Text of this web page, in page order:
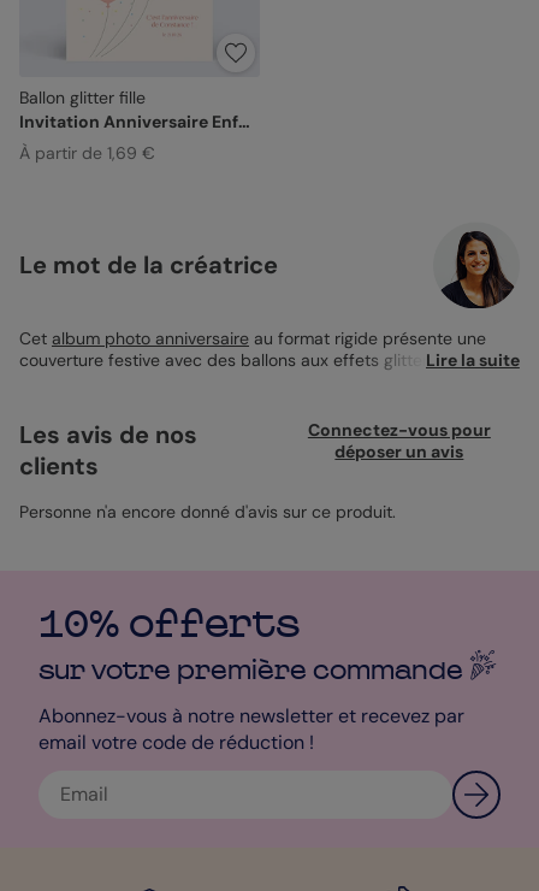
Ballon glitter fille
Invitation Anniversaire Enfant
À partir de 1,69 €
Le mot de la créatrice
Cet album photo anniversaire au format rigide présente une
couverture festive avec des ballons aux effets glitter qui
envies, page après page. Avec un design joyeux et coloré, il
ajoute une touche de magie à chaque souvenir partagé. Pour
les moments d'anniversaire qui méritent d'être préservés, cet
histoire. Une création qui suit votre manière de faire.
Lire la suite
Les avis de nos
clients
Connectez-vous pour
déposer un avis
Personne n'a encore donné d'avis sur ce produit.
10% offerts
sur votre première commande
Abonnez-vous à notre newsletter et recevez par
email votre code de réduction !